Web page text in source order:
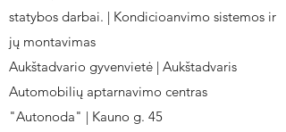
statybos darbai. | Kondicioanvimo sistemos ir
jų montavimas
Aukštadvario gyvenvietė | Aukštadvaris
Automobilių aptarnavimo centras
"Autonoda" | Kauno g. 45